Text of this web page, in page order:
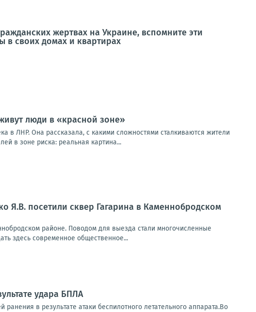
жертвах на Украине, вспомните эти
своих домах и квартирах
люди в «красной зоне»
в ЛНР. Она рассказала, с какими сложностями сталкиваются жители
в зоне риска: реальная картина...
Я.В. посетили сквер Гагарина в Каменнобродском
районе. Поводом для выезда стали многочисленные
здесь современное общественное...
удара БПЛА
в результате атаки беспилотного летательного аппарата.Во